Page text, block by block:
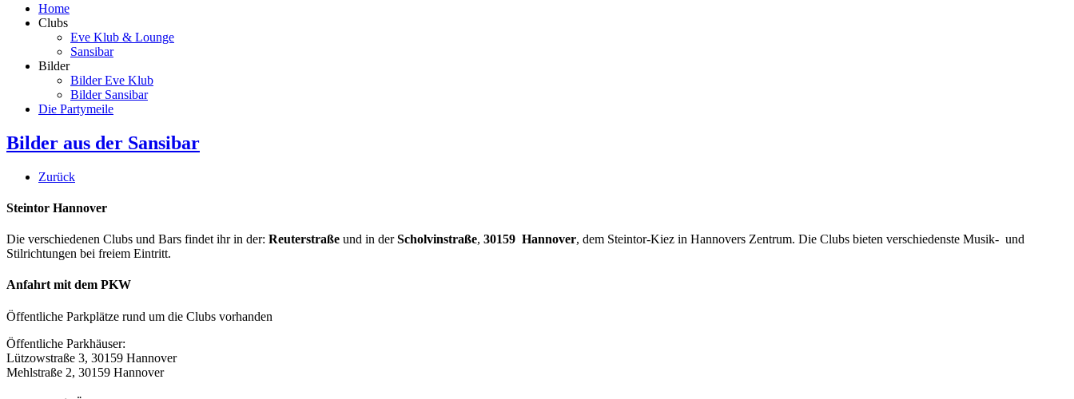
Home
Clubs
Eve Klub & Lounge
Sansibar
Bilder
Bilder Eve Klub
Bilder Sansibar
Die Partymeile
Bilder aus der Sansibar
Zurück
Steintor Hannover
Die verschiedenen Clubs und Bars findet ihr in der: Reuterstraße und in derScholvinstraße, 30159 Hannover, dem Steintor-Kiez in Hannovers Zentrum. Die Clubs bieten verschiedenste Musik- und
Stilrichtungen bei freiem Eintritt.
Anfahrt mit dem PKW
Öffentliche Parkplätze rund um die Clubs vorhanden
Öffentliche Parkhäuser:
Lützowstraße 3, 30159 Hannover
Mehlstraße 2, 30159 Hannover